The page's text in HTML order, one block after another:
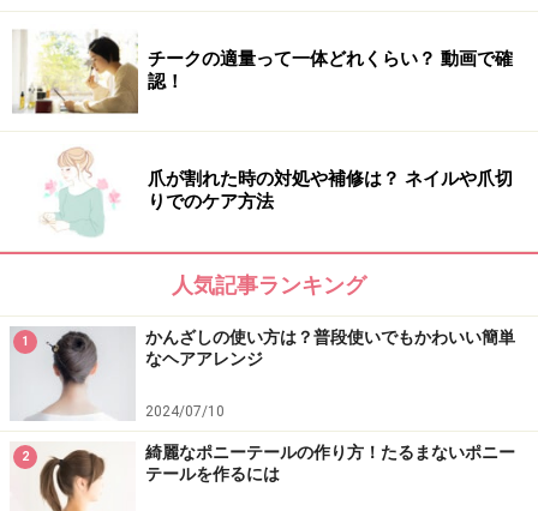
チークの適量って一体どれくらい？ 動画で確
認！
爪が割れた時の対処や補修は？ ネイルや爪切
りでのケア方法
人気記事ランキング
1
かんざしの使い方は？普段使いでもかわいい簡単
なヘアアレンジ
2024/07/10
2
綺麗なポニーテールの作り方！たるまないポニー
テールを作るには